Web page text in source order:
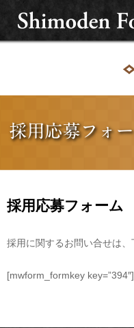
採用応募フォーム
採用に関するお問い合せは
[mwform_formkey key=”394″]